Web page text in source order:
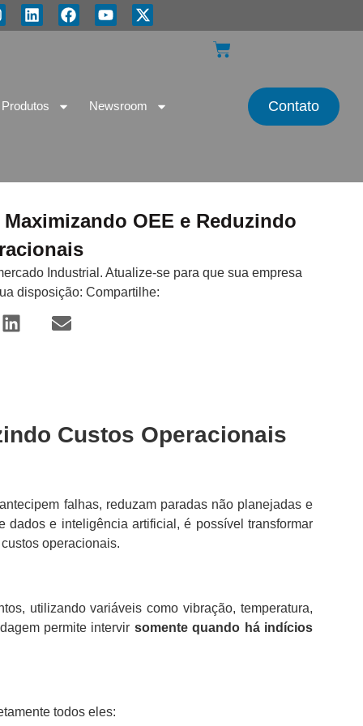
Produtos Newsroom Contato
OEE e Reduzindo
Industrial. Atualize-se para que sua empresa
disposição: Compartilhe:
Custos Operacionais
falhas, reduzam paradas não planejadas e
dados e inteligência artificial, é possível transformar
operacionais.
utilizando variáveis como vibração, temperatura,
permite intervir somente quando há indícios
todos eles: